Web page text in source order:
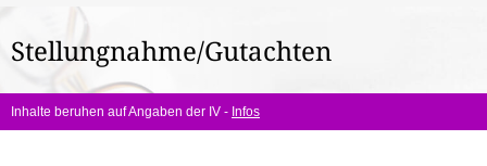
hier:
Stellungnahme/Gutachten
Inhalte beruhen auf Angaben der IV - Infos